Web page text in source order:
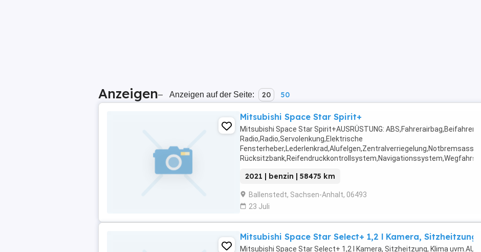
Anzeigen– Anzeigen auf der Seite: 20 50
Mitsubishi Space Star Spirit+
Mitsubishi Space Star Spirit+AUSRÜSTUNG:
Radio,Radio,Servolenkung,Elektrische
2021 | benzin | 58475 km
Ballenstedt, Sachsen-Anhalt, 06493
23 Juli
Mitsubishi Space Star Select+ 1,2 l Kamera, Sitzheitzung,
Mitsubishi Space Star Select+ 1,2 l Kamera, Sitzheitzung, Klima